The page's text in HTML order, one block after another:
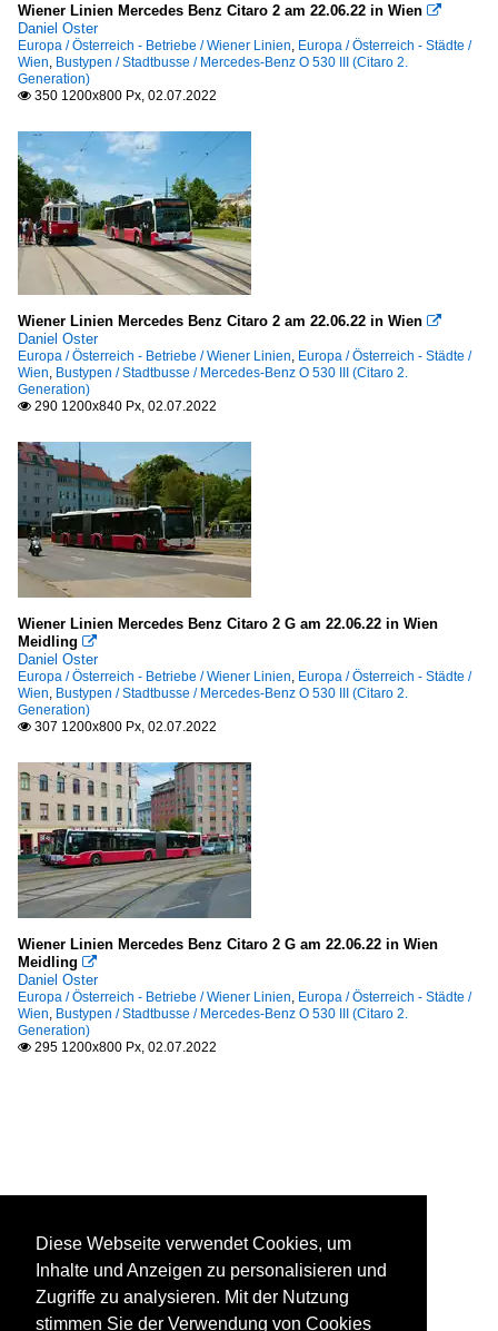
Wiener Linien Mercedes Benz Citaro 2 am 22.06.22 in Wien 
Daniel Oster
Europa / Österreich - Betriebe / Wiener Linien, Europa / Österreich - Städte /
Wien, Bustypen / Stadtbusse / Mercedes-Benz O 530 III (Citaro 2.
Generation)
 350 1200x800 Px, 02.07.2022
Wiener Linien Mercedes Benz Citaro 2 am 22.06.22 in Wien 
Daniel Oster
Europa / Österreich - Betriebe / Wiener Linien, Europa / Österreich - Städte /
Wien, Bustypen / Stadtbusse / Mercedes-Benz O 530 III (Citaro 2.
Generation)
 290 1200x840 Px, 02.07.2022
Wiener Linien Mercedes Benz Citaro 2 G am 22.06.22 in Wien
Meidling 
Daniel Oster
Europa / Österreich - Betriebe / Wiener Linien, Europa / Österreich - Städte /
Wien, Bustypen / Stadtbusse / Mercedes-Benz O 530 III (Citaro 2.
Generation)
 307 1200x800 Px, 02.07.2022
Wiener Linien Mercedes Benz Citaro 2 G am 22.06.22 in Wien
Meidling 
Daniel Oster
Europa / Österreich - Betriebe / Wiener Linien, Europa / Österreich - Städte /
Wien, Bustypen / Stadtbusse / Mercedes-Benz O 530 III (Citaro 2.
Generation)
 295 1200x800 Px, 02.07.2022
Diese Webseite verwendet Cookies, um
Inhalte und Anzeigen zu personalisieren und
Zugriffe zu analysieren. Mit der Nutzung
stimmen Sie der Verwendung von Cookies